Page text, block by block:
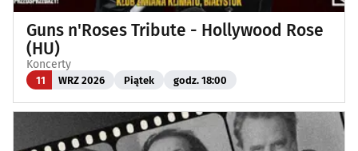
Guns n'Roses Tribute - Hollywood Rose
(HU)
Koncerty
11 WRZ 2026 Piątek godz. 18:00